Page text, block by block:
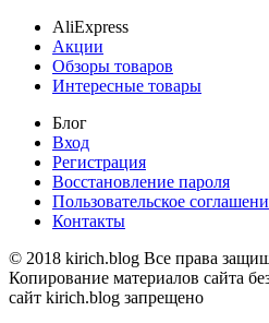
AliExpress
Акции
Обзоры товаров
Интересные товары
Блог
Вход
Регистрация
Восстановление пароля
Пользовательское
Контакты
© 2018 kirich.blog Все права
Копирование материалов сайта
сайт kirich.blog запрещено